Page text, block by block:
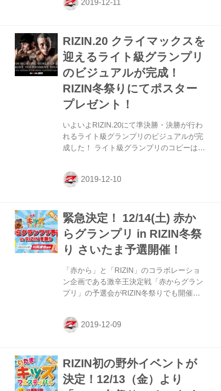
なんと今回は12月14日（土）にさいたま市
TVを生で見るまたとないチャンスですの
で、ぜひ会場にお越しください！ もちろん
番組はYouTubeでも配信されるので、会場
に来られない方も要チェックだ！ 今回は、
川尻達也、水垣偉弥、佐々木憂流迦が出
演！数多くの激闘を繰り広げてきた...
RIZIN.20 クライマックスを
迎えるライト級グランプリ
のビジュアルが完成！
RIZIN冬祭りにてポスター
プレゼント！
いよいよRIZIN.20にて準決勝・決勝が行わ
れるライト級グランプリのビジュアルが完
成した！ ライト級グランプリのコピーは
ントの過酷さをシンプルに表現した言葉。
10月に行われたRIZIN.19のライト級グラン
で試合を制し、大晦日に駒を進めている。
この4名がどの様に拳を交え、誰が生き残
り、この『地獄のトーナメント』に決着を
つけるのか。 大晦日は予想不能なトーナメ
い方は生中継で見届けよう！ 出張RIZIN
OFFICIAL SHOP ご購...
緊急決定！ 12/14(土) 赤か
らグランプリ in RIZIN冬祭
り さいたま予選開催！
「赤から」と「RIZIN」のコラボレーショ
ン企画である激辛王決定戦「赤からグラン
プリ」の予選会がRIZIN冬祭りでも開催さ
県在住の方のみが参加が出来る「さいた
ま」枠を追加！12/4（土）のRIZIN冬祭り
いた方は12/31（火）の決勝戦に出場するチ
ャンスを手に入れることができるぞ！
12/31（火）に開催される決勝戦の7人目の
RIZIN初の野外イベントが
決定！12/13（金）より